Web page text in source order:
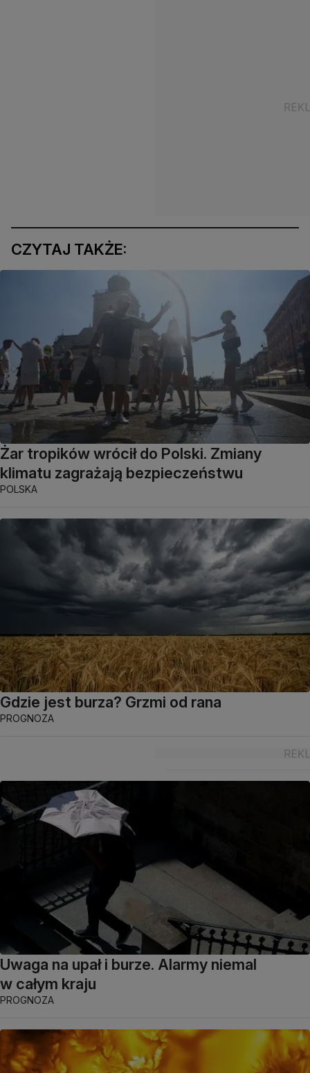
CZYTAJ TAKŻE:
Żar tropików wrócił do Polski. Zmiany
klimatu zagrażają bezpieczeństwu
POLSKA
Gdzie jest burza? Grzmi od rana
PROGNOZA
Uwaga na upał i burze. Alarmy niemal
w całym kraju
PROGNOZA